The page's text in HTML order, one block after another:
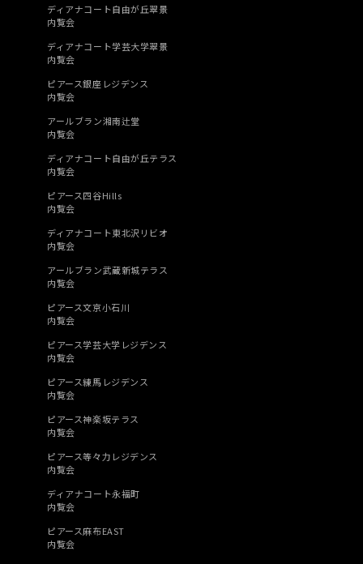
ディアナコート自由が丘翠景
内覧会
ディアナコート学芸大学翠景
内覧会
ピアース銀座レジデンス
内覧会
アールブラン湘南辻堂
内覧会
ディアナコート自由が丘テラス
内覧会
ピアース四谷Hills
内覧会
ディアナコート東北沢リビオ
内覧会
アールブラン武蔵新城テラス
内覧会
ピアース文京小石川
内覧会
ピアース学芸大学レジデンス
内覧会
ピアース練馬レジデンス
内覧会
ピアース神楽坂テラス
内覧会
ピアース等々力レジデンス
内覧会
ディアナコート永福町
内覧会
ピアース麻布EAST
内覧会